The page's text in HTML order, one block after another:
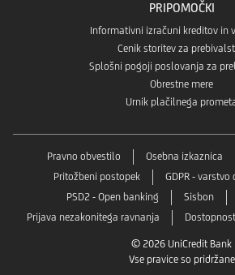
PRIPOMOČKI
Informativni izračuni kreditov in
Cenik storitev za
Splošni pogoji poslovanja za
Obrestne mere
Urnik plačilnega
Pravno obvestilo Osebna izkaznica
Pritožbeni postopek
GDPR -
PSD2 - Open banking
Sisbon
Prijava nezakonitega ravnanja
© 2026 UniCredit Bank
Vse pravice so pridržane